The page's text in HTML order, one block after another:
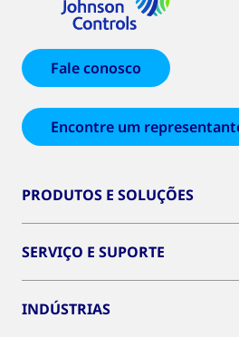
Fale conosco
Encontre um
PRODUTOS E SOLUÇÕES
SERVIÇO E SUPORTE
INDÚSTRIAS